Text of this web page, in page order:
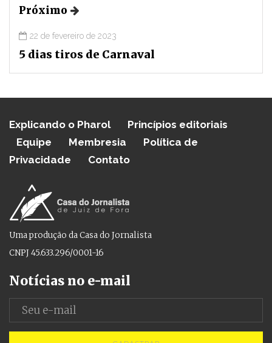
Próximo
22 de fevereiro de 2023
5 dias tiros de Carnaval
Explicando o Pharol
Princípios editoriais
Equipe
Membresia
Política de
Privacidade
Contato
Uma produção da Casa do Jornalista
CNPJ 45.633.296/0001-16
Notícias no e-mail